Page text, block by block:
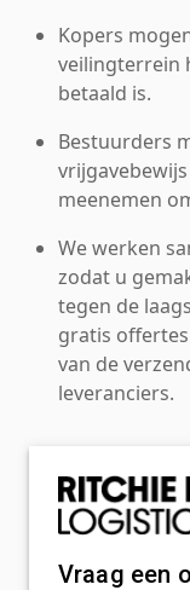
Kopers
veilingterrein
betaald is.
Bestuurders
meenemen
We werken
zodat u
tegen de
gratis
van de
leveranciers.
Vraag een